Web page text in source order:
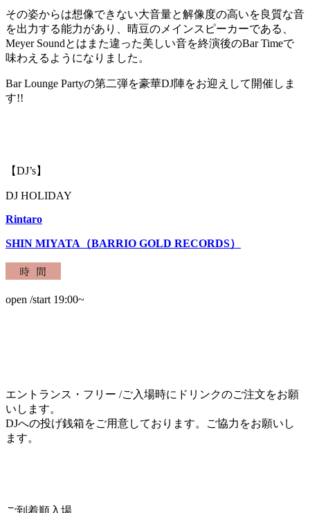
その姿からは想像できない大音量と解像度の高いを良質な音
を出力する能力があり、晴豆のメインスピーカーである、
Meyer Soundとはまた違った美しい音を終演後のBar Timeで
味わえるようになりました。
Bar Lounge Partyの第二弾を豪華DJ陣をお迎えして開催しま
す!!
【DJ’s】
DJ HOLIDAY
Rintaro
SHIN MIYATA（BARRIO GOLD RECORDS）
open /start 19:00~
エントランス・フリー /ご入場時にドリンクのご注文をお願
いします。
DJへの投げ銭箱をご用意しております。ご協力をお願いし
ます。